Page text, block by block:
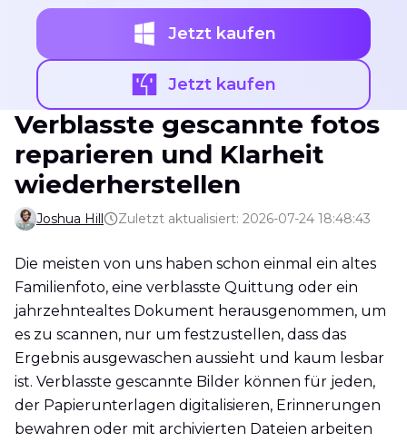
Jetzt kaufen
Jetzt kaufen
Verblasste gescannte fotos
reparieren und Klarheit
wiederherstellen
Joshua Hill Zuletzt aktualisiert: 2026-07-24 18:48:43
Die meisten von uns haben schon einmal ein altes
Familienfoto, eine verblasste Quittung oder ein
jahrzehntealtes Dokument herausgenommen, um
es zu scannen, nur um festzustellen, dass das
Ergebnis ausgewaschen aussieht und kaum lesbar
ist. Verblasste gescannte Bilder können für jeden,
der Papierunterlagen digitalisieren, Erinnerungen
bewahren oder mit archivierten Dateien arbeiten